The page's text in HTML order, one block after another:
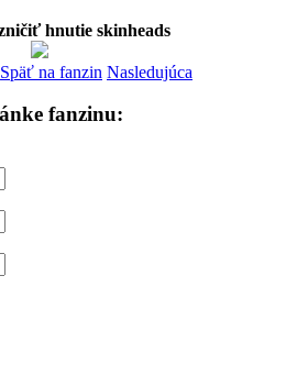
hnutie skinheads
Späť na fanzin Nasledujúca
fanzinu: